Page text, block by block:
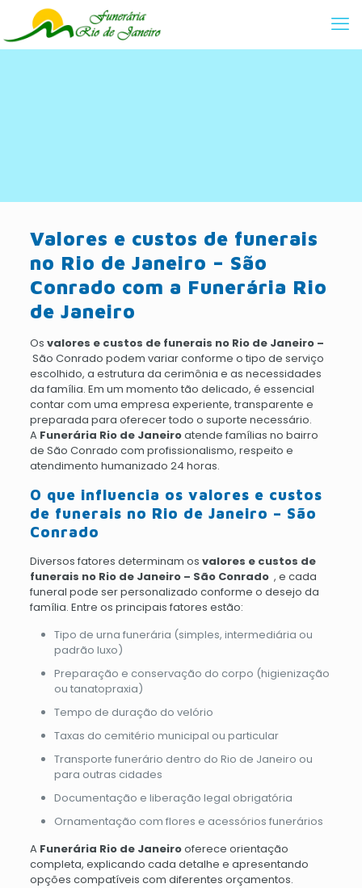
Valores e custos de funerais
no Rio de Janeiro – São
Conrado com a Funerária Rio
de Janeiro
Os valores e custos de funerais no Rio de Janeiro –
São Conrado podem variar conforme o tipo de serviço
escolhido, a estrutura da cerimônia e as necessidades
da família. Em um momento tão delicado, é essencial
contar com uma empresa experiente, transparente e
preparada para oferecer todo o suporte necessário.
A Funerária Rio de Janeiroatende famílias no bairro
de São Conrado com profissionalismo, respeito e
atendimento humanizado 24 horas.
O que influencia os valores e custos
de funerais no Rio de Janeiro – São
Conrado
Diversos fatores determinam os valores e custos de
funerais no Rio de Janeiro – São Conrado , e cada
funeral pode ser personalizado conforme o desejo da
família. Entre os principais fatores estão:
Tipo de urna funerária (simples, intermediária ou
padrão luxo)
Preparação e conservação do corpo (higienização
ou tanatopraxia)
Tempo de duração do velório
Taxas do cemitério municipal ou particular
Transporte funerário dentro do Rio de Janeiro ou
para outras cidades
Documentação e liberação legal obrigatória
Ornamentação com flores e acessórios funerários
A Funerária Rio de Janeirooferece orientação
completa, explicando cada detalhe e apresentando
opções compatíveis com diferentes orçamentos.